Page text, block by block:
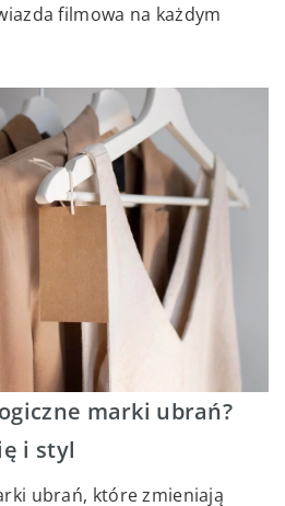
filmowa na każdym
marki ubrań?
i styl
ubrań, które zmieniają